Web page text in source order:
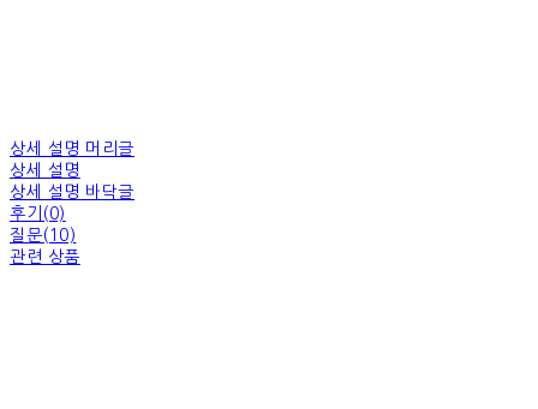
상세 설명 머리글
상세 설명
상세 설명 바닥글
후기(0)
질문(10)
관련 상품